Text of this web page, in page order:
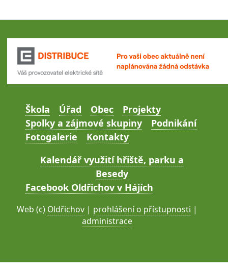
Škola Úřad Obec
Projekty
Spolky a zájmové skupiny
Podnikání
Fotogalerie
Kontakty
Kalendář využití hřiště, parku a
Besedy
Facebook Oldřichov v Hájích
Web (c) Oldřichov | prohlášení o přístupnosti |
administrace